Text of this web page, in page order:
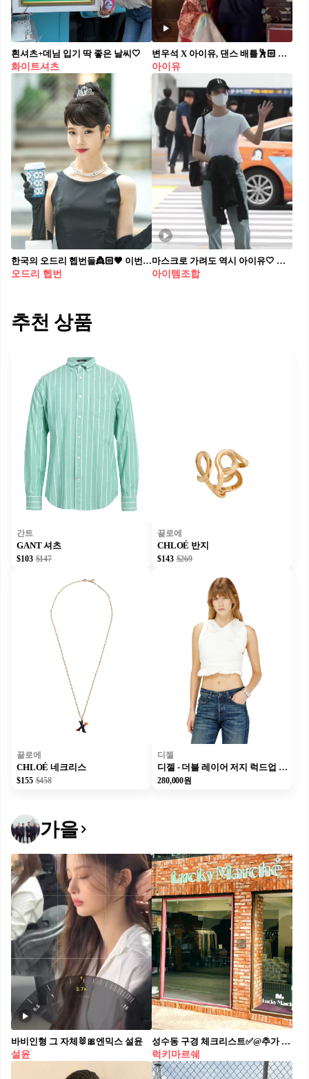
흰셔츠+데님 입기 딱 좋은 날씨🤍
화이트셔츠
변우석 X 아이유, 댄스 배틀🕺🏻 대군부부, 체통을 안 지켜주셔서 성은이 망극하옵니다.
아이유
한국의 오드리 헵번들👸🏻🖤 이번 파리 패션위크 미우미우 쇼에 참석한 장원영이 올림머리와 마치 오드리 헵번을 연상케하는 스타일을 선보였는데요. 이와 함께 오드리 헵번을 오마주한 셀럽들이 화제가 되고 있습니다. 이들은 헵번의 시그니처인 짧은 앞머리와 올림머리, 티아라, 진주 목걸이 등을 따라 했는데요. 지난 2023년 디올 꾸띄르 쇼에서 헵번 스타일을 선보인 지수부터 드라마 호텔 델루나 아이유, 수지 등 이들의 러블리한 헵번룩을 살펴보세요!
오드리 헵번
마스크로 가려도 역시 아이유🤍 흰색 반팔티에 연청 조합에 블랙 볼캡으로 캐주얼 포인트🖤🧢
아이템조합
추천 상품
간트
GANT 셔츠
$103 $147
끌로에
CHLOÉ 반지
$143 $269
끌로에
CHLOÉ 네크리스
$155 $458
디젤
디젤 - 더블 레이어 저지 럭드업 탱크탑
280,000원
가을
바비인형 그 자체🐰🎀엔믹스 설윤
설윤
성수동 구경 체크리스트✅@추가 럭키마르쉐 성수동🛍🤎플래그십 스토어 오픈 #광고
럭키마르쉐